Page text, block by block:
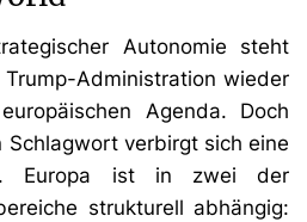
Autonomie steht
Administration wieder
Agenda. Doch
Schlagwort verbirgt sich eine
Europa ist in zwei der
strukturell abhängig: